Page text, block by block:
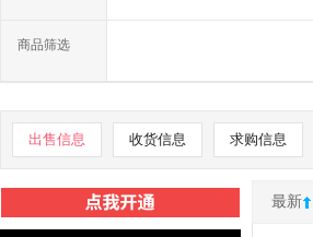
商品筛选
出售信息 收货信息 求购信息
最新